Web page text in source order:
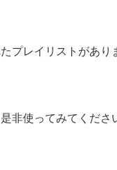
プレイリストがあり
非使ってみてくださ